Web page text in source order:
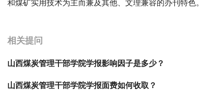
和煤矿实用技术为主而兼及其他、文理兼容的办刊特色。
相关提问
山西煤炭管理干部学院学报影响因子是多少？
山西煤炭管理干部学院学报面费如何收取？